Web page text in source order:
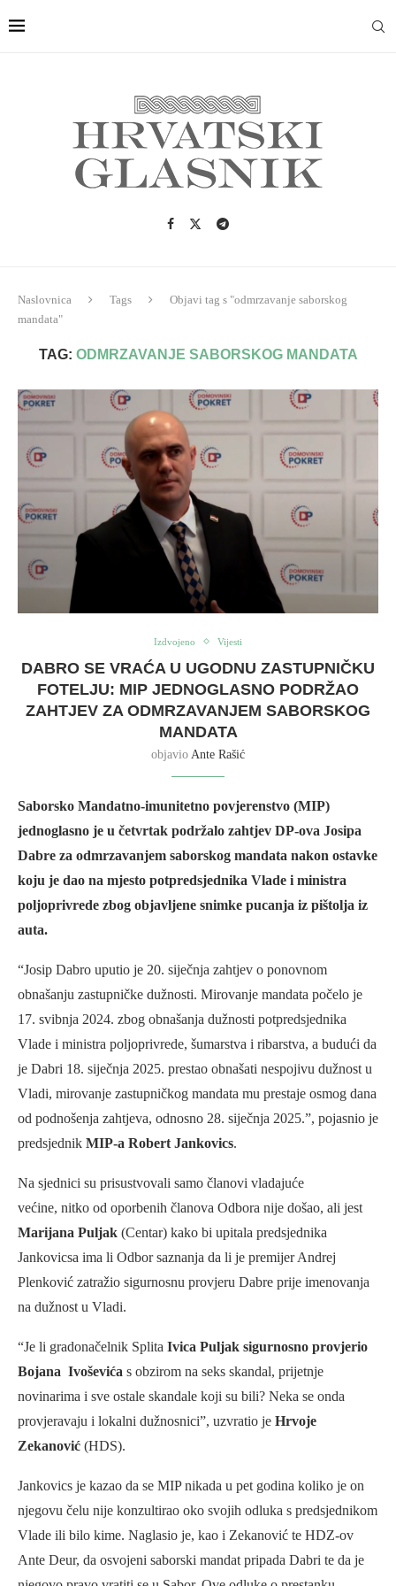
Naslovnica Tags
Objavi tag s "odmrzavanje saborskog
mandata"
TAG: ODMRZAVANJE SABORSKOG MANDATA
Izdvojeno Vijesti
DABRO SE VRAĆA U UGODNU ZASTUPNIČKU
FOTELJU: MIP JEDNOGLASNO PODRŽAO
ZAHTJEV ZA ODMRZAVANJEM SABORSKOG
MANDATA
objavio Ante Rašić
Saborsko Mandatno-imunitetno povjerenstvo (MIP)
jednoglasno je u četvrtak podržalo zahtjev DP-ova Josipa
Dabre za odmrzavanjem saborskog mandata nakon ostavke
koju je dao na mjesto potpredsjednika Vlade i ministra
poljoprivrede zbog objavljene snimke pucanja iz pištolja iz
auta.
“Josip Dabro uputio je 20. siječnja zahtjev o ponovnom
obnašanju zastupničke dužnosti. Mirovanje mandata počelo je
17. svibnja 2024. zbog obnašanja dužnosti potpredsjednika
Vlade i ministra poljoprivrede, šumarstva i ribarstva, a budući da
je Dabri 18. siječnja 2025. prestao obnašati nespojivu dužnost u
Vladi, mirovanje zastupničkog mandata mu prestaje osmog dana
od podnošenja zahtjeva, odnosno 28. siječnja 2025.”, pojasnio je
predsjednik MIP-a Robert Jankovics.
Na sjednici su prisustvovali samo članovi vladajuće
većine, nitko od oporbenih članova Odbora nije došao, ali jest
Marijana Puljak (Centar) kako bi upitala predsjednika
Jankovicsa ima li Odbor saznanja da li je premijer Andrej
Plenković zatražio sigurnosnu provjeru Dabre prije imenovanja
na dužnost u Vladi.
“Je li gradonačelnik Splita Ivica Puljak sigurnosno provjerio
Bojana Ivoševića s obzirom na seks skandal, prijetnje
novinarima i sve ostale skandale koji su bili? Neka se onda
provjeravaju i lokalni dužnosnici”, uzvratio je Hrvoje
Zekanović (HDS).
Jankovics je kazao da se MIP nikada u pet godina koliko je on
njegovu čelu nije konzultirao oko svojih odluka s predsjednikom
Vlade ili bilo kime. Naglasio je, kao i Zekanović te HDZ-ov
Ante Deur, da osvojeni saborski mandat pripada Dabri te da je